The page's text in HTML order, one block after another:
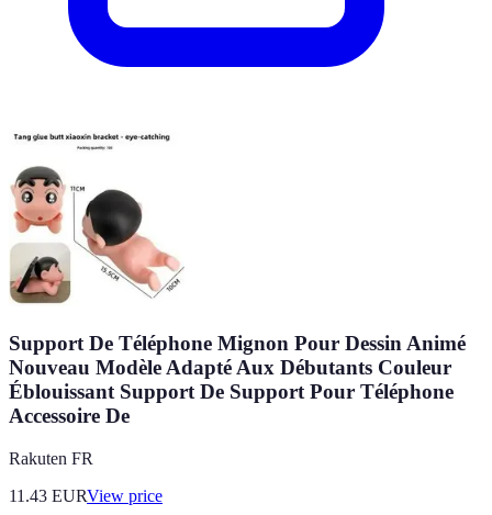
Support De Téléphone Mignon Pour Dessin Animé
Nouveau Modèle Adapté Aux Débutants Couleur
Éblouissant Support De Support Pour Téléphone
Accessoire De
Rakuten FR
11.43 EURView price